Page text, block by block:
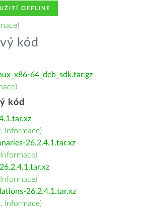
OFFLINE
)
kód
64_deb_sdk.tar.gz
)
kód
, Informace)
26.2.4.1.tar.xz
Informace)
Informace)
26.2.4.1.tar.xz
, Informace)